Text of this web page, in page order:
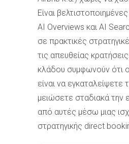
Είναι
AI Overviews και AI
σε πρακτικές
τις απευθείας
κλάδου συμφωνούν ότι
είναι να εγκαταλείψετε
μειώσετε σταδιακά την
από αυτές μέσω μιας
στρατηγικής direct